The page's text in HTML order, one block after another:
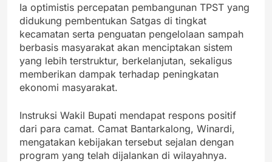
Ia optimistis percepatan pembangunan TPST yang
didukung pembentukan Satgas di tingkat
kecamatan serta penguatan pengelolaan sampah
berbasis masyarakat akan menciptakan sistem
yang lebih terstruktur, berkelanjutan, sekaligus
memberikan dampak terhadap peningkatan
ekonomi masyarakat.
Instruksi Wakil Bupati mendapat respons positif
dari para camat. Camat Bantarkalong, Winardi,
mengatakan kebijakan tersebut sejalan dengan
program yang telah dijalankan di wilayahnya.